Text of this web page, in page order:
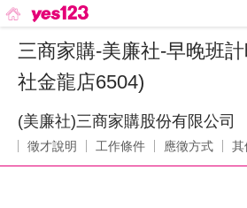
三商家購-美廉社-早晚班
社金龍店6504)
(美廉社)三商家購股份有限公司
徵才說明 工作條件 應徵方式 其